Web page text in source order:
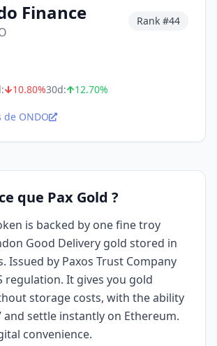
Finance Rank #44
10.80%30d: 12.70%
ONDO
que Pax Gold ?
is backed by one fine troy
Good Delivery gold stored in
Issued by Paxos Trust Company
regulation. It gives you gold
storage costs, with the ability
settle instantly on Ethereum.
convenience.